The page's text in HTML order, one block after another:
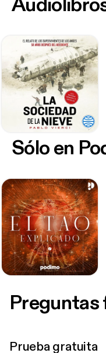
Sólo en
Prueba gratuita